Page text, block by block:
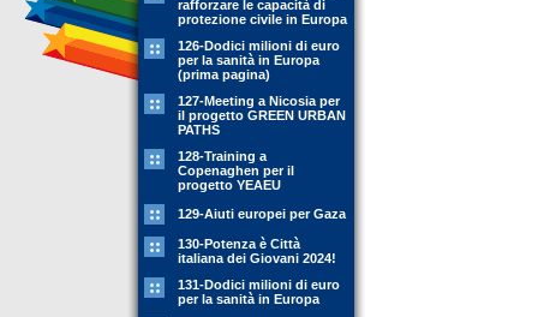
rafforzare le capacità di
protezione civile in Europa
126-Dodici milioni di euro
per la sanità in Europa
(prima pagina)
127-Meeting a Nicosia per
il progetto GREEN URBAN
PATHS
128-Training a
Copenaghen per il
progetto YEAEU
129-Aiuti europei per Gaza
130-Potenza è Città
italiana dei Giovani 2024!
131-Dodici milioni di euro
per la sanità in Europa